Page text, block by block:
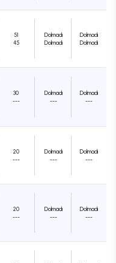
51
45
Dolmadı
Dolmadı
Dolmadı
Dolmadı
30
---
Dolmadı
---
Dolmadı
---
20
---
Dolmadı
---
Dolmadı
---
20
---
Dolmadı
---
Dolmadı
---